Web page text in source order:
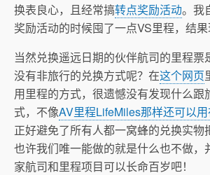
换表良心，且经常搞转点奖励活动。我
奖励活动的时候囤了一点VS里程，结果
当然兑换遥远日期的伙伴航司的里程票
没有非旅行的兑换方式呢？在这个网页
用里程的方式，很遗憾没有发现什么跟
式，不像AV里程LifeMiles那样还可以
正好避免了所有人都一窝蜂的兑换实物
也许我们唯一能做的就是什么也不做，
家航司和里程项目可以长命百岁吧！